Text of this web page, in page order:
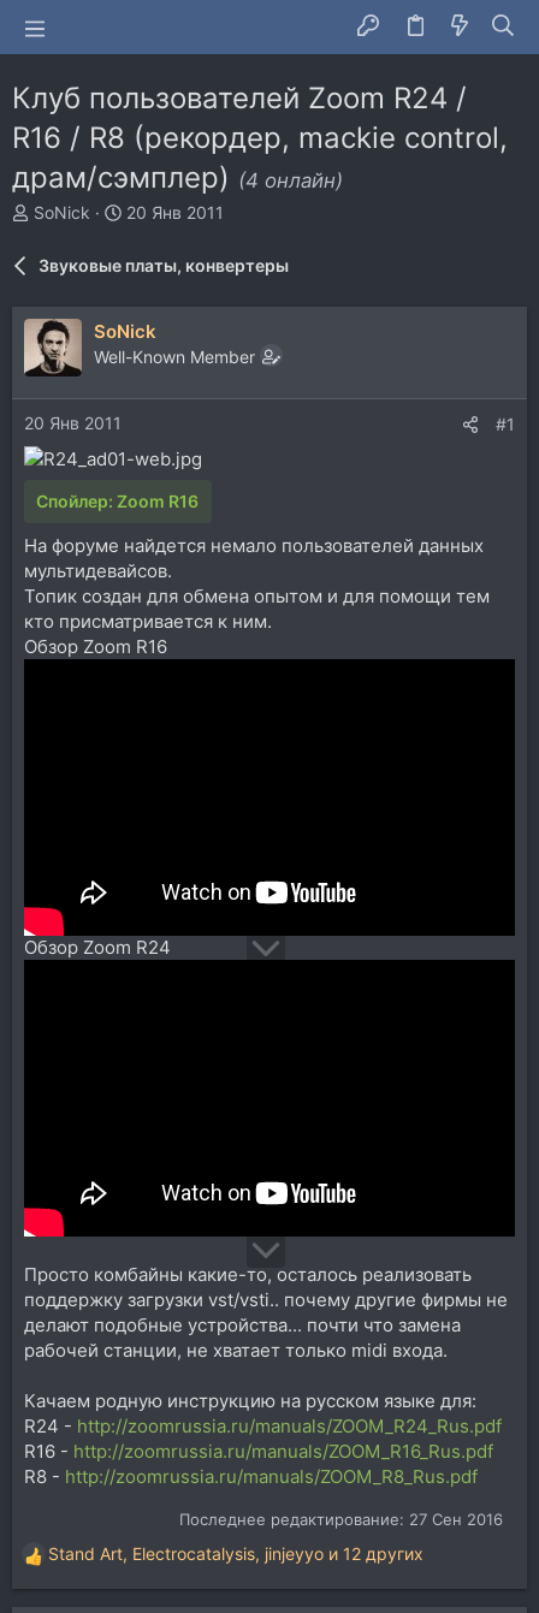
Клуб пользователей Zoom R24 /
R16 / R8 (рекордер, mackie control,
драм/сэмплер) (4 онлайн)
А
т
р
т
е
м
SoNick
Д
н
а
ч
20 Янв 2011
Звуковые платы, конвертеры
SoNick
Well-Known Member
20 Янв 2011 #1
Спойлер: Zoom R16
На форуме найдется немало пользователей данных
мультидевайсов.
Топик создан для обмена опытом и для помощи тем
кто присматривается к ним.
Обзор Zoom R16
Обзор Zoom R24
Просто комбайны какие-то, осталось реализовать
поддержку загрузки vst/vsti.. почему другие фирмы не
делают подобные устройства... почти что замена
рабочей станции, не хватает только midi входа.
Качаем родную инструкцию на русском языке для:
R24 - http://zoomrussia.ru/manuals/ZOOM_R24_Rus.pdf
R16 - http://zoomrussia.ru/manuals/ZOOM_R16_Rus.pdf
R8 - http://zoomrussia.ru/manuals/ZOOM_R8_Rus.pdf
Последнее редактирование: 27 Сен 2016
Р
е
а
Stand Art, Electrocatalysis, jinjeyyo и 12 других